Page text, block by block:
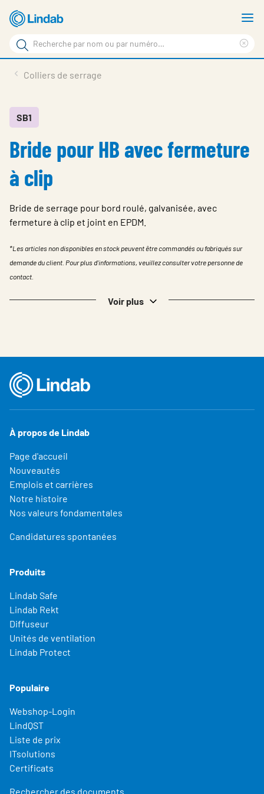
Aller
au
contenu
principal
Rechercher
Rechercher
sur
site
En vedette
À propos de Lindab
Downloads
Choisir la langue
Switzerland - French
Colliers de serrage
SB1
Bride pour HB avec fermeture
à clip
Bride de serrage pour bord roulé, galvanisée, avec
fermeture à clip et joint en EPDM.
*Les articles non disponibles en stock peuvent être commandés ou fabriqués sur
demande du client. Pour plus d'informations, veuillez consulter votre personne de
contact.
Voir plus
À propos de Lindab
Page d'accueil
Nouveautés
Emplois et carrières
Notre histoire
Nos valeurs fondamentales
Candidatures spontanées
Produits
Lindab Safe
Lindab Rekt
Diffuseur
Unités de ventilation
Lindab Protect
Populaire
Webshop-Login
LindQST
Liste de prix
ITsolutions
Certificats
Rechercher des documents